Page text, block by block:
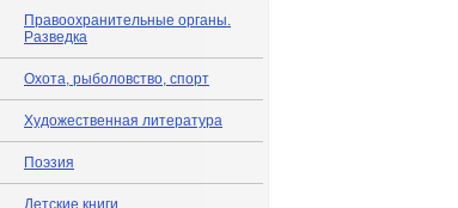
Правоохранительные органы.
Разведка
Охота, рыболовство, спорт
Художественная литература
Поэзия
Детские книги